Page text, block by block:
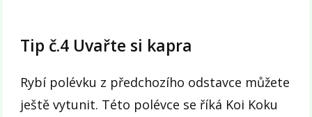
Tip č.4 Uvařte si kapra
Rybí polévku z předchozího odstavce můžete
ještě vytunit. Této polévce se říká Koi Koku